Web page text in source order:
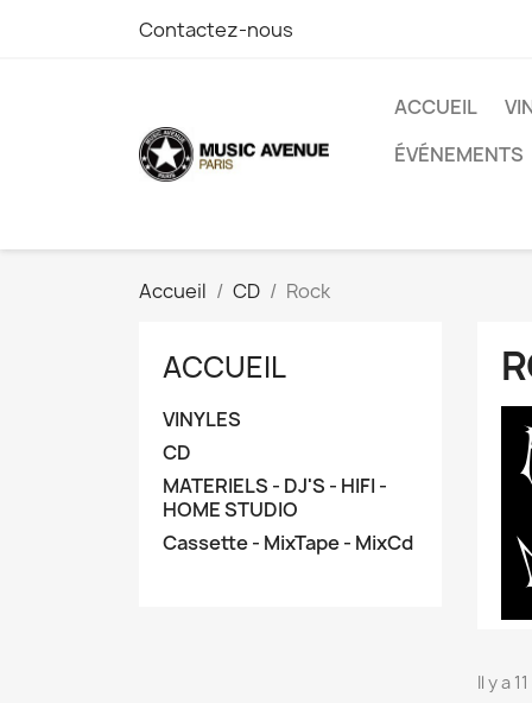
Contactez-nous
ACCUEIL
ÉVÉNEMENTS
Accueil CD Rock
ACCUEIL
VINYLES
CD
MATERIELS - DJ'S - HIFI -
HOME STUDIO
Cassette - MixTape - MixCd
Il y a